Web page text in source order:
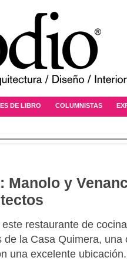
DE LIBRO COLUMNISTAS
Manolo y
restaurante de
de la Casa Quimera, una
una excelente ubicación.